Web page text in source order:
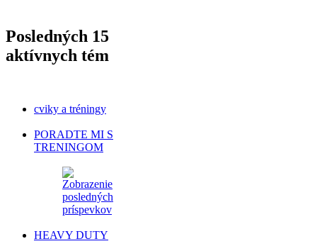
Posledných 15
aktívnych tém
cviky a tréningy
PORADTE MI S
TRENINGOM
HEAVY DUTY